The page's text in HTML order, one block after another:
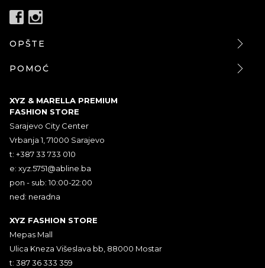
OPŠTE
POMOĆ
XYZ & MARELLA PREMIUM
FASHION STORE
Sarajevo City Center
Vrbanja 1, 71000 Sarajevo
t: +387 33 733 010
e: xyz.5751@abline.ba
pon - sub: 10:00-22:00
ned: neradna
XYZ FASHION STORE
Mepas Mall
Ulica Kneza Višeslava bb, 88000 Mostar
t: 387 36 333 359